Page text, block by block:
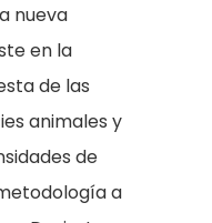
nueva
en la
de las
animales y
de
a